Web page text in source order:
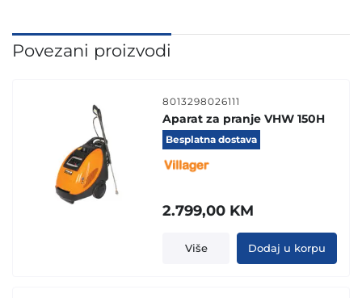
Povezani proizvodi
8013298026111
Aparat za pranje VHW 150H
Besplatna dostava
2.799,00 KM
Više Dodaj u korpu